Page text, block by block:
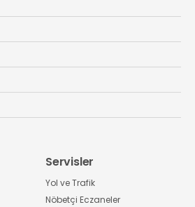
Servisler
Yol ve Trafik
Nöbetçi Eczaneler